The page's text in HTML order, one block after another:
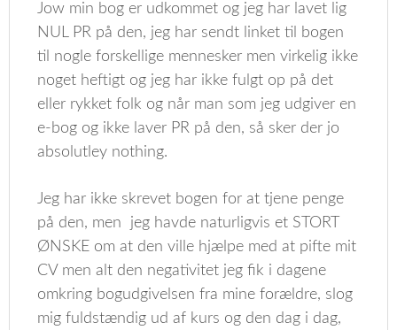
Jow min bog er udkommet og jeg har lavet lig
NUL PR på den, jeg har sendt linket til bogen
til nogle forskellige mennesker men virkelig ikke
noget heftigt og jeg har ikke fulgt op på det
eller rykket folk og når man som jeg udgiver en
e-bog og ikke laver PR på den, så sker der jo
absolutley nothing.
Jeg har ikke skrevet bogen for at tjene penge
på den, men jeg havde naturligvis et STORT
ØNSKE om at den ville hjælpe med at pifte mit
CV men alt den negativitet jeg fik i dagene
omkring bogudgivelsen fra mine forældre, slog
mig fuldstændig ud af kurs og den dag i dag,